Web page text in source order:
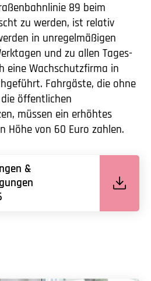
89 beim
zu werden, ist relativ
in unregelmäßigen
und zu allen Tages-
eine Wachschutzfirma in
Fahrgäste, die ohne
öffentlichen
müssen ein erhöhtes
Höhe von 60 Euro zahlen.
&